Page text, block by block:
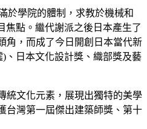
於學院的體制，求教於機械和
焦點。繼代謝派之後日本產生了
角，而成了今日開創日本當代新
、日本文化設計獎、織部獎及藝
統文化元素，展現出獨特的美學
台灣第一屆傑出建築師獎、第十